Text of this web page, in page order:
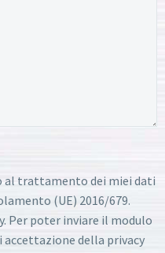
al trattamento dei miei dati
(UE) 2016/679.
Per poter inviare il modulo
accettazione della privacy